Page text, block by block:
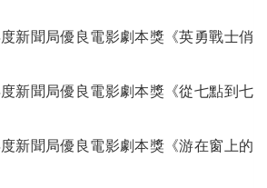
新聞局優良電影劇本獎《英勇戰士俏
新聞局優良電影劇本獎《從七點到七
新聞局優良電影劇本獎《游在窗上的